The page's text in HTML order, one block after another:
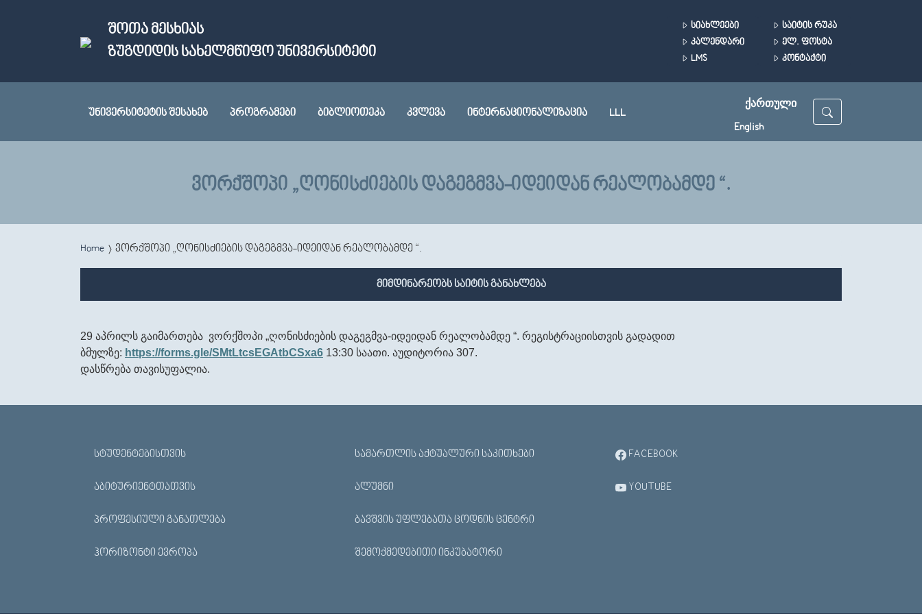
ᲨᲝᲗᲐ ᲛᲔᲡᲮᲘᲐᲡ
ᲖᲣᲒᲓᲘᲓᲘᲡ ᲡᲐᲮᲔᲚᲛᲬᲘᲤᲝ ᲣᲜᲘᲕᲔᲠᲡᲘᲢᲔᲢᲘ
ᲡᲘᲐᲮᲚᲔᲔᲑᲘ
ᲙᲐᲚᲔᲜᲓᲐᲠᲘ
LMS
ᲡᲐᲘᲢᲘᲡ ᲠᲣᲙᲐ
ᲔᲚ. ᲤᲝᲡᲢᲐ
ᲙᲝᲜᲢᲐᲥᲢᲘ
ᲣᲜᲘᲕᲔᲠᲡᲘᲢᲔᲢᲘᲡ ᲨᲔᲡᲐᲮᲔᲑ ᲞᲠᲝᲒᲠᲐᲛᲔᲑᲘ ᲑᲘᲑᲚᲘᲝᲗᲔᲙᲐ ᲙᲕᲚᲔᲕᲐ ᲘᲜᲢᲔᲠᲜᲐᲪᲘᲝᲜᲐᲚᲘᲖᲐᲪᲘᲐ LLL
ᲥᲐᲠᲗᲣᲚᲘ
English
ᲕᲝᲠᲥᲨᲝᲞᲘ „ᲦᲝᲜᲘᲡᲫᲘᲔᲑᲘᲡ ᲓᲐᲒᲔᲒᲛᲕᲐ-ᲘᲓᲔᲘᲓᲐᲜ ᲠᲔᲐᲚᲝᲑᲐᲛᲓᲔ “.
You are here
Home ვორქშოპი „ღონისძიების დაგეგმვა-იდეიდან რეალობამდე “.
მიმდინარეობს საიტის განახლება
29 აპრილს გაიმართება ვორქშოპი „ღონისძიების დაგეგმვა-იდეიდან რეალობამდე “. რეგისტრაციისთვის გადადით
ბმულზე: https://forms.gle/SMtLtcsEGAtbCSxa6 13:30 საათი. აუდიტორია 307.
დასწრება თავისუფალია.
ᲡᲢᲣᲓᲔᲜᲢᲔᲑᲘᲡᲗᲕᲘᲡ
ᲐᲑᲘᲢᲣᲠᲘᲔᲜᲢᲗᲐᲗᲕᲘᲡ
ᲞᲠᲝᲤᲔᲡᲘᲣᲚᲘ ᲒᲐᲜᲐᲗᲚᲔᲑᲐ
ᲰᲝᲠᲘᲖᲝᲜᲢᲘ ᲔᲕᲠᲝᲞᲐ
ᲡᲐᲛᲐᲠᲗᲚᲘᲡ ᲐᲥᲢᲣᲐᲚᲣᲠᲘ ᲡᲐᲙᲘᲗᲮᲔᲑᲘ
ᲐᲚᲣᲛᲜᲘ
ᲑᲐᲕᲨᲕᲘᲡ ᲣᲤᲚᲔᲑᲐᲗᲐ ᲪᲝᲓᲜᲘᲡ ᲪᲔᲜᲢᲠᲘ
ᲨᲔᲛᲝᲥᲛᲔᲓᲔᲑᲘᲗᲘ ᲘᲜᲙᲣᲑᲐᲢᲝᲠᲘ
FACEBOOK
YOUTUBE